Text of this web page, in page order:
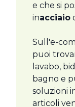
e che si
inacciaio
Sull'e-
puoi
lavabo,
bagno e
soluzioni
articoli